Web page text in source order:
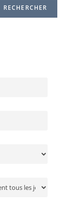
RECHERCHER